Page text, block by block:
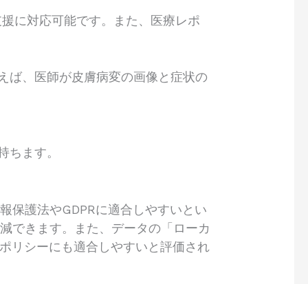
に対応可能です。また、医療レポ
ば、医師が皮膚病変の画像と症状の
ます。
保護法やGDPRに適合しやすいとい
できます。また、データの「ローカ
リシーにも適合しやすいと評価され